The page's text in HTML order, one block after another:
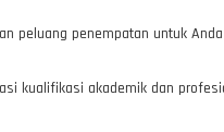
peluang penempatan untuk
kualifikasi akademik dan